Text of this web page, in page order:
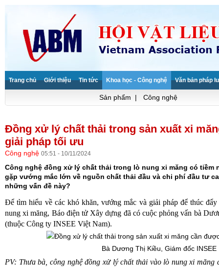
Trang chủ Giới thiệu Tin tức Khoa học - Công nghệ Văn bản pháp
Sản phẩm | Công nghệ
Đồng xử lý chất thải trong sản xuất xi
giải pháp tối ưu
Công nghệ 05:51 - 10/11/2024
Công nghệ đồng xử lý chất thải trong lò nung xi măng có tiềm
gặp vướng mắc lớn về nguồn chất thải đầu và chi phí đầu tư
những vấn đề này?
Để tìm hiểu về các khó khăn, vướng mắc và giải pháp để thúc
nung xi măng, Báo điện tử Xây dựng đã có cuộc phỏng vấn bà
(thuộc Công ty INSEE Việt Nam).
Bà Dương Thị Kiều, Giám đốc INSEE
PV: Thưa bà, công nghệ đồng xử lý chất thải vào lò nung xi